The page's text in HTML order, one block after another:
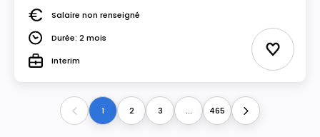
SalaireSalaire non renseigné
DuréeDurée: 2 mois
TypeInterim Ajouter
Previous1 2 3 ... 465 Next